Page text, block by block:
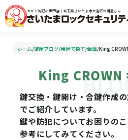
カギと防犯の専門店｜埼玉県さいたま市大宮区の鍵屋さん
ホーム/鍵屋ブログ/用途で探す/金庫/King
King CROWN
鍵交換・鍵開け・合鍵作成
でご紹介しています。
鍵や防犯についてお困りの
参考にしてみてください。